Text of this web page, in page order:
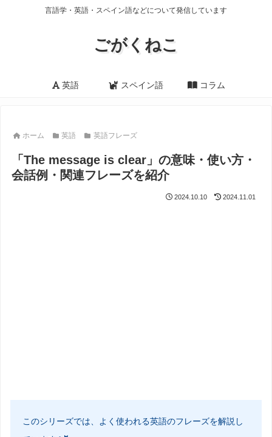
言語学・英語・スペイン語などについて発信しています
ごがくねこ
英語 スペイン語 コラム
ホーム 英語 英語フレーズ
「The message is clear」の意味・使い方・
会話例・関連フレーズを紹介
2024.10.10 2024.11.01
このシリーズでは、よく使われる英語のフレーズを解説し